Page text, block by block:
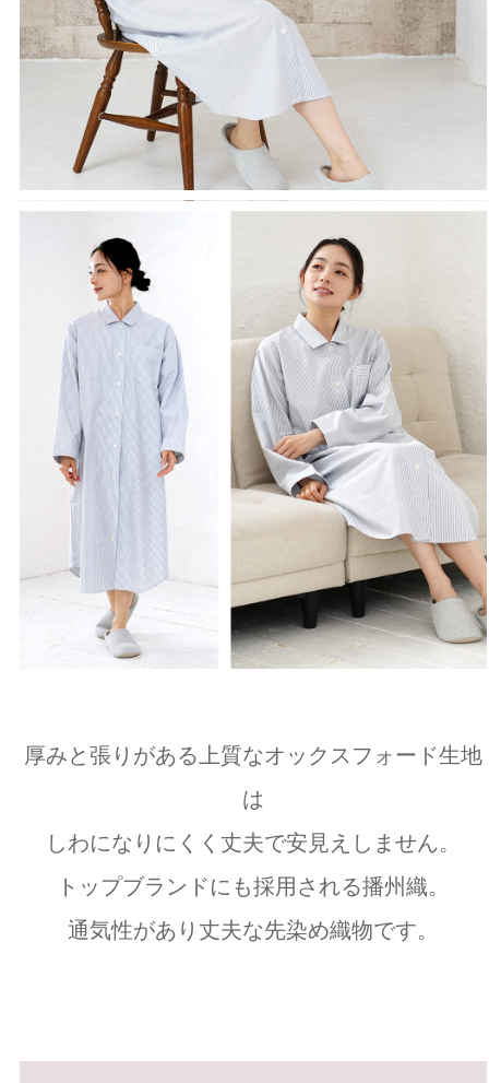
厚みと張りがある上質なオックスフォード生地
は
しわになりにくく丈夫で安見えしません。
トップブランドにも採用される播州織。
通気性があり丈夫な先染め織物です。